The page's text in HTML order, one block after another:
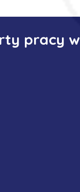
pracy w